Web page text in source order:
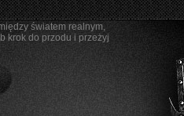
światem realnym,
krok do przodu i przeżyj